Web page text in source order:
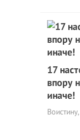
17
впору
иначе!